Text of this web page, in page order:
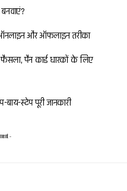
और ऑफलाइन तरीका
पैन कार्ड धारकों के लिए
स्टेप पूरी जानकारी
-